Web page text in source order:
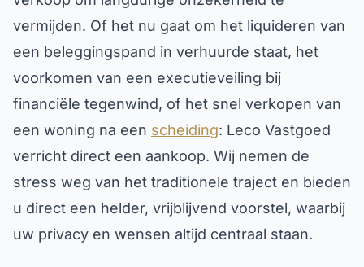
vermijden. Of het nu gaat om het liquideren van
een beleggingspand in verhuurde staat, het
voorkomen van een executieveiling bij
financiële tegenwind, of het snel verkopen van
een woning na een scheiding: Leco Vastgoed
verricht direct een aankoop. Wij nemen de
stress weg van het traditionele traject en bieden
u direct een helder, vrijblijvend voorstel, waarbij
uw privacy en wensen altijd centraal staan.